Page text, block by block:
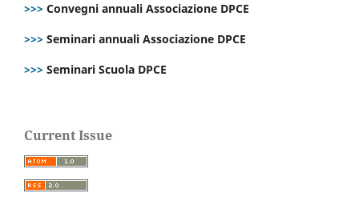
>>> Convegni annuali Associazione DPCE
>>> Seminari annuali Associazione DPCE
>>> Seminari Scuola DPCE
Current Issue